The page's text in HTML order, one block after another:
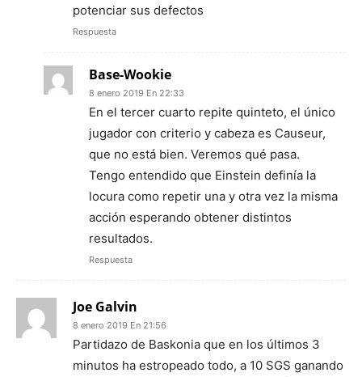
potenciar sus defectos
Respuesta
Base-Wookie
8 enero 2019 En 22:33
En el tercer cuarto repite quinteto, el único
jugador con criterio y cabeza es Causeur,
que no está bien. Veremos qué pasa.
Tengo entendido que Einstein definía la
locura como repetir una y otra vez la misma
acción esperando obtener distintos
resultados.
Respuesta
Joe Galvin
8 enero 2019 En 21:56
Partidazo de Baskonia que en los últimos 3
minutos ha estropeado todo, a 10 SGS ganando